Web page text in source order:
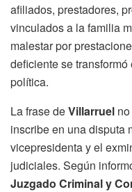
afiliados, prestadores,
vinculados a la familia
malestar por
deficiente se
política.
La frase deVillarruel
inscribe en una disputa
vicepresidenta y el
judiciales. Según
Juzgado Criminal y